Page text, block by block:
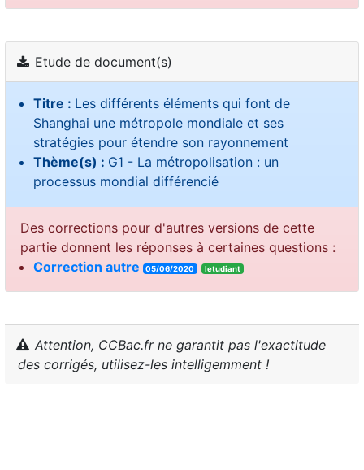
Etude de document(s)
Titre : Les différents éléments qui font de
Shanghai une métropole mondiale et ses
stratégies pour étendre son rayonnement
Thème(s) : G1 - La métropolisation : un
processus mondial différencié
Des corrections pour d'autres versions de cette
partie donnent les réponses à certaines questions :
Correction autre
05/06/2020 letudiant
Attention, CCBac.fr ne garantit pas l'exactitude
des corrigés, utilisez-les intelligemment !